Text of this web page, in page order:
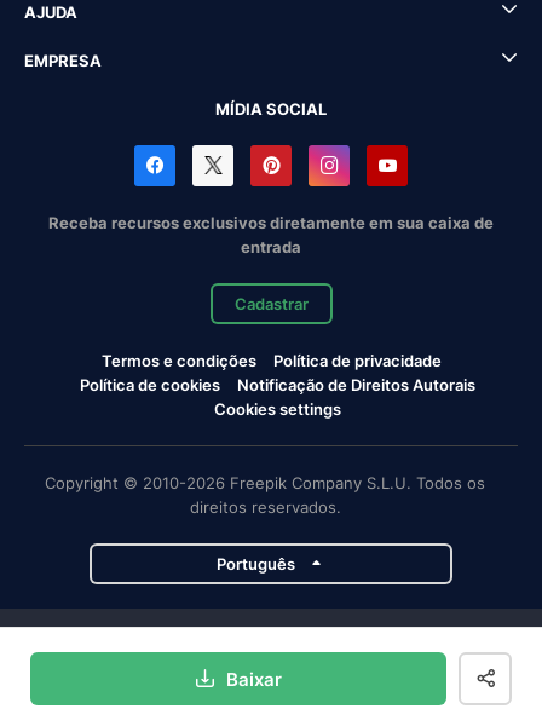
Baixar
AJUDA
EMPRESA
MÍDIA SOCIAL
Receba recursos exclusivos diretamente em sua caixa de
entrada
Cadastrar
Termos e condições
Política de privacidade
Política de cookies
Notificação de Direitos Autorais
Cookies settings
Copyright © 2010-2026 Freepik Company S.L.U. Todos os
direitos reservados.
Português
Magnific Flaticon